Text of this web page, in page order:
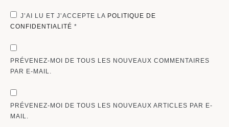
J’AI LU ET J’ACCEPTE LA POLITIQUE DE
CONFIDENTIALITÉ *
PRÉVENEZ-MOI DE TOUS LES NOUVEAUX COMMENTAIRES
PAR E-MAIL.
PRÉVENEZ-MOI DE TOUS LES NOUVEAUX ARTICLES PAR E-
MAIL.